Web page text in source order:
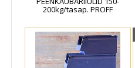
200kg/tasap. PROFF